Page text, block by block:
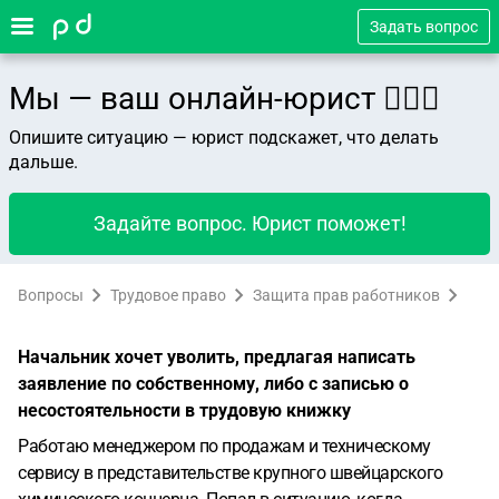
Задать вопрос
Мы — ваш онлайн-юрист 👨🏻‍⚖️
Опишите ситуацию — юрист подскажет, что делать
дальше.
Задайте вопрос. Юрист поможет!
Вопросы Трудовое право Защита прав работников
Начальник хочет уволить, предлагая написать
заявление по собственному, либо с записью о
несостоятельности в трудовую книжку
Работаю менеджером по продажам и техническому
сервису в представительстве крупного швейцарского